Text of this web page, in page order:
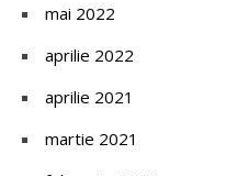
mai 2022
aprilie 2022
aprilie 2021
martie 2021